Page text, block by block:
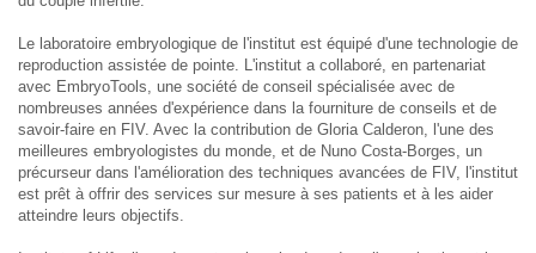
Le laboratoire embryologique de l'institut est équipé d'une technologie de
reproduction assistée de pointe. L'institut a collaboré, en partenariat
avec EmbryoTools, une société de conseil spécialisée avec de
nombreuses années d'expérience dans la fourniture de conseils et de
savoir-faire en FIV. Avec la contribution de Gloria Calderon, l'une des
meilleures embryologistes du monde, et de Nuno Costa-Borges, un
précurseur dans l'amélioration des techniques avancées de FIV, l'institut
est prêt à offrir des services sur mesure à ses patients et à les aider
atteindre leurs objectifs.